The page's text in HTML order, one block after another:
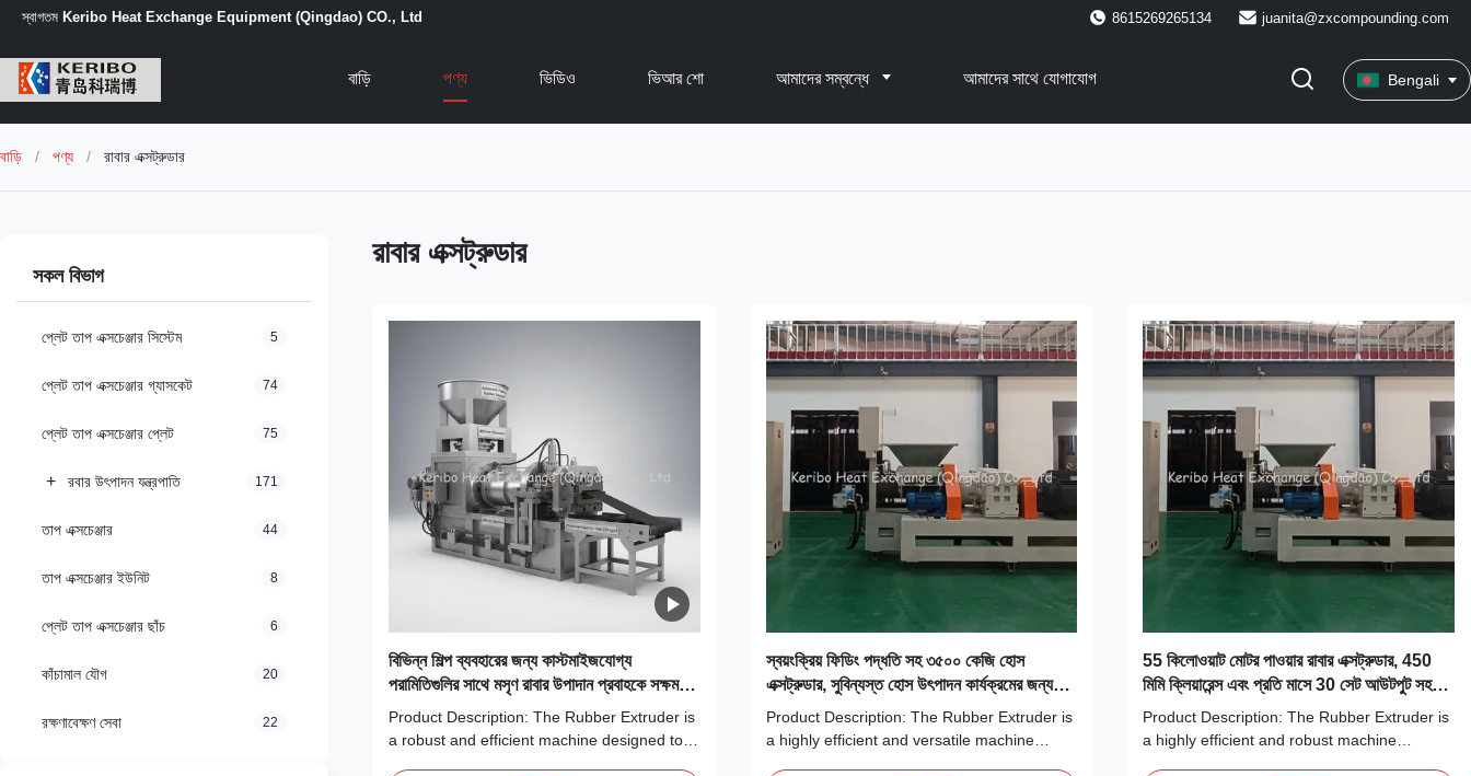
স্বাগতম Keribo Heat Exchange Equipment (Qingdao) CO., Ltd 8615269265134 juanita@zxcompounding.com
বাড়ি পণ্য ভিডিও ভিআর শো আমাদের সম্বন্ধে আমাদের সাথে যোগাযোগ Bengali
বাড়ি / পণ্য / রাবার এক্সট্রুডার
সকল বিভাগ
প্লেট তাপ এক্সচেঞ্জার সিস্টেম 5
প্লেট তাপ এক্সচেঞ্জার গ্যাসকেট 74
প্লেট তাপ এক্সচেঞ্জার প্লেট 75
+ রবার উৎপাদন যন্ত্রপাতি 171
তাপ এক্সচেঞ্জার 44
তাপ এক্সচেঞ্জার ইউনিট 8
প্লেট তাপ এক্সচেঞ্জার ছাঁচ 6
কাঁচামাল যৌগ 20
রক্ষণাবেক্ষণ সেবা 22
রাবার এক্সট্রুডার
বিভিন্ন শিল্প ব্যবহারের জন্য কাস্টমাইজযোগ্য
পরামিতিগুলির সাথে মসৃণ রাবার উপাদান প্রবাহকে সক্ষম
করে রবার এক্সট্রুডার প্রযুক্তি
Product Description: The Rubber Extruder is
a robust and efficient machine designed to
স্বয়ংক্রিয় ফিডিং পদ্ধতি সহ ৩৫০০ কেজি হোস
এক্সট্রুডার, সুবিন্যস্ত হোস উৎপাদন কার্যক্রমের জন্য
উপযুক্ত
Product Description: The Rubber Extruder is
a highly efficient and versatile machine
55 কিলোওয়াট মোটর পাওয়ার রাবার এক্সট্রুডার, 450
মিমি ক্লিয়ারেন্স এবং প্রতি মাসে 30 সেট আউটপুট সহ
রাবার পণ্য তৈরিতে সহায়ক
Product Description: The Rubber Extruder is
a highly efficient and robust machine